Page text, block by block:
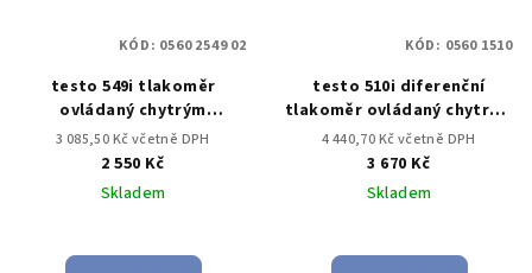
testo 549i tlakoměr
ovládaný chytrým
telefonem
3 085,50 Kč včetně DPH
2 550 Kč
Skladem
KÓD: 0560 2549 02
testo 510i diferenční
tlakoměr ovládaný chytrým
telefonem
4 440,70 Kč včetně DPH
3 670 Kč
Skladem
KÓD: 0560 1510